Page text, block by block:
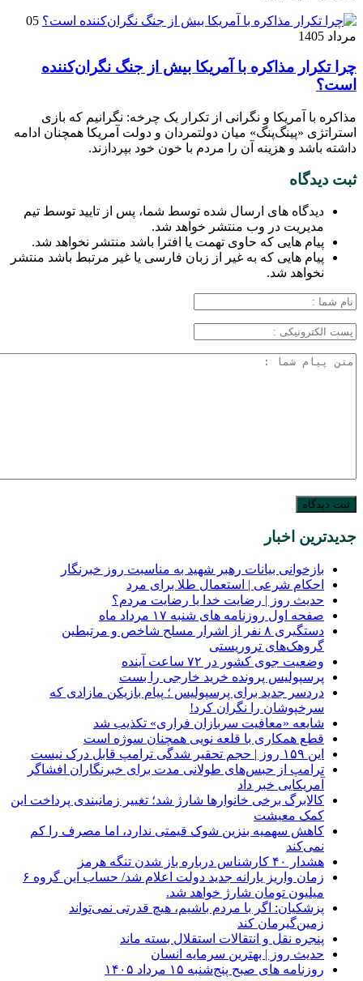
05
مرداد 1405
چرا تکرار مذاکره با آمریکا بیش از جنگ نگران‌کننده
است؟
مذاکره با آمریکا و نگرانی از تکرار یک چرخه: نگرانیم که بازی
استراتژی «پینگ‌پنگ» میان دولتمردان و دولت آمریکا همچنان ادامه
داشته باشد و هزینه آن را مردم با خون خود بپردازند.
ثبت دیدگاه
دیدگاه های ارسال شده توسط شما، پس از تایید توسط تیم
مدیریت در وب منتشر خواهد شد.
پیام هایی که حاوی تهمت یا افترا باشد منتشر نخواهد شد.
پیام هایی که به غیر از زبان فارسی یا غیر مرتبط باشد منتشر
نخواهد شد.
جدیدترین اخبار
بازخوانی بیانات رهبر شهید به مناسبت روز خبرنگار
احکام شرعی | استعمال طلا برای مرد
حدیث روز | رضایت خدا یا رضایت مردم؟
صفحه اول روزنامه‌ های شنبه ۱۷ مرداد ماه
دستگیری ۸ نفر از اشرار مسلح شاخص و مرتبطین
گروهک‌های تروریستی
وضعیت جوی کشور در ۷۲ ساعت آینده
پرسپولیس پرونده خرید خارجی را بست
دردسر جدید برای پرسپولیس ؛ پیام بازیکن مازادی که
سرخپوشان را نگران کرد!
شایعه «معافیت سربازان فراری» تکذیب شد
قطع همکاری با قلعه نویی همچنان سوژه است
این ۱۵۹ روز | حجم تحقیر شدگی ترامپ قابل درک نیست
ترامپ از حبس‌های طولانی مدت برای خبرنگاران افشاگر
آمریکایی خبر داد
کالابرگ برخی خانوارها شارژ شد؛ تغییر زمانبندی پرداخت این
کمک معیشت
کاهش سهمیه بنزین شوک قیمتی ندارد، اما مصرف را کم
نمی‌کند
هشدار ۴۰ کارشناس درباره باز شدن تنگه هرمز
زمان واریز یارانه جدید دولت اعلام شد/ حساب این گروه ۶
میلیون تومان شارژ خواهد شد.
پزشکیان: اگر با مردم باشیم، هیچ قدرتی نمی‌تواند
زمین‌گیرمان کند
پنجره‌ نقل و انتقالات استقلال بسته ماند
حدیث روز | بهترین سرمایه انسان
روزنامه‌ های صبح پنج‌شنبه ۱۵ مرداد ۱۴۰۵